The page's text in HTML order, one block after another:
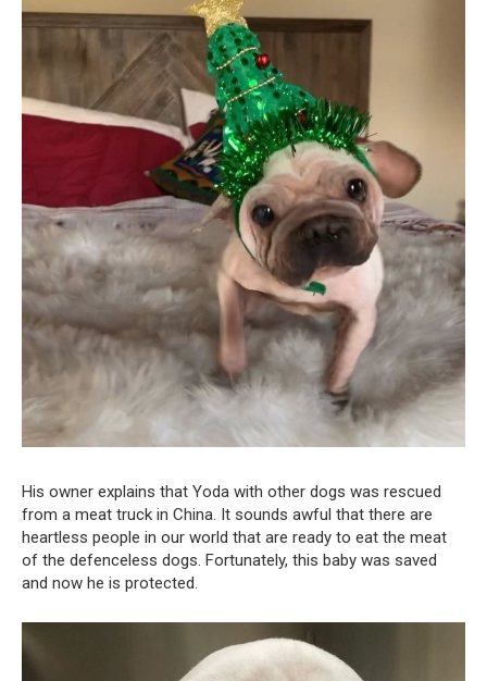
His owner explains that Yoda with other dogs was rescued
from a meat truck in China. It sounds awful that there are
heartless people in our world that are ready to eat the meat
of the defenceless dogs. Fortunately, this baby was saved
and now he is protected.